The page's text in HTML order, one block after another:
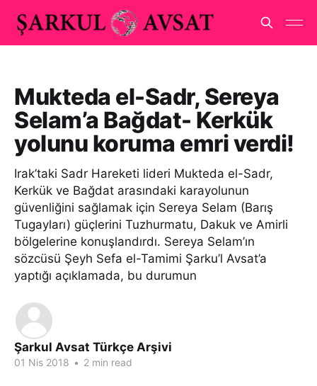
Mukteda el-Sadr, Sereya
Selam’a Bağdat- Kerkük
yolunu koruma emri verdi!
Irak’taki Sadr Hareketi lideri Mukteda el-Sadr,
Kerkük ve Bağdat arasındaki karayolunun
güvenliğini sağlamak için Sereya Selam (Barış
Tugayları) güçlerini Tuzhurmatu, Dakuk ve Amirli
bölgelerine konuşlandırdı. Sereya Selam’ın
sözcüsü Şeyh Sefa el-Tamimi Şarku’l Avsat’a
yaptığı açıklamada, bu durumun
Şarkul Avsat Türkçe Arşivi
01 Nis 2018 • 2 min read